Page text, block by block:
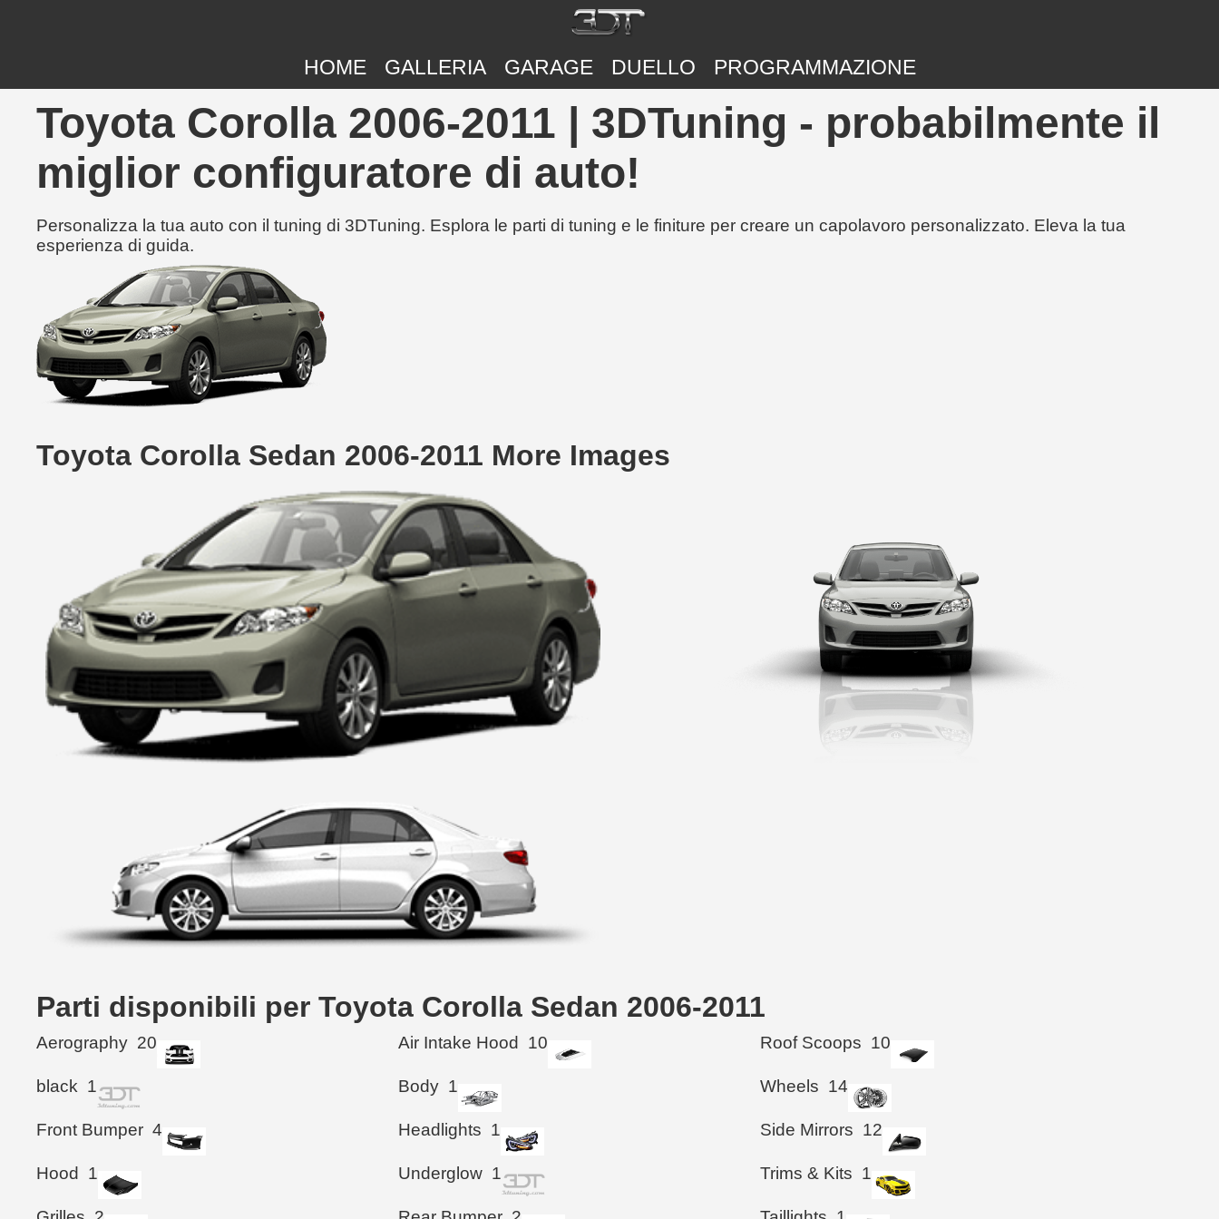
HOME GALLERIA GARAGE DUELLO PROGRAMMAZIONE
Toyota Corolla 2006-2011 | 3DTuning - probabilmente il
miglior configuratore di auto!
Personalizza la tua auto con il tuning di 3DTuning. Esplora le parti di tuning e le finiture per creare un capolavoro personalizzato. Eleva la tua
esperienza di guida.
Toyota Corolla Sedan 2006-2011 More Images
Parti disponibili per Toyota Corolla Sedan 2006-2011
Aerography 20 Air Intake Hood 10 Roof Scoops 10
black 1 Body 1 Wheels 14
Front Bumper 4 Headlights 1 Side Mirrors 12
Hood 1 Underglow 1 Trims & Kits 1